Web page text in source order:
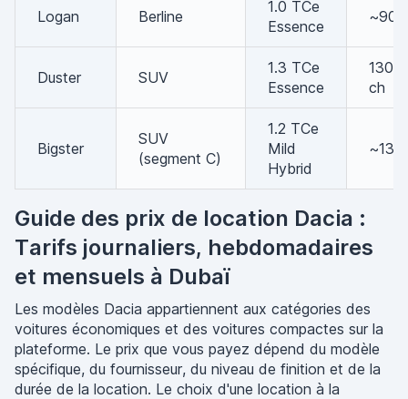
Logan Berline
1.0 TCe
Essence
~90
Duster SUV
1.3 TCe
Essence
130-
ch
Bigster
SUV
(segment C)
1.2 TCe
Mild
Hybrid
~130
Guide des prix de location Dacia :
Tarifs journaliers, hebdomadaires
et mensuels à Dubaï
Les modèles Dacia appartiennent aux catégories des
voitures économiques et des voitures compactes sur la
plateforme. Le prix que vous payez dépend du modèle
spécifique, du fournisseur, du niveau de finition et de la
durée de la location. Le choix d'une location à la